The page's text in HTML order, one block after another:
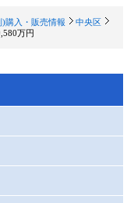
購入・販売情報
中央区
万円